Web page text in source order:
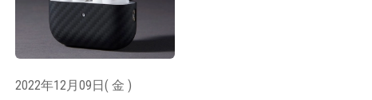
2022年12月09日( 金 )